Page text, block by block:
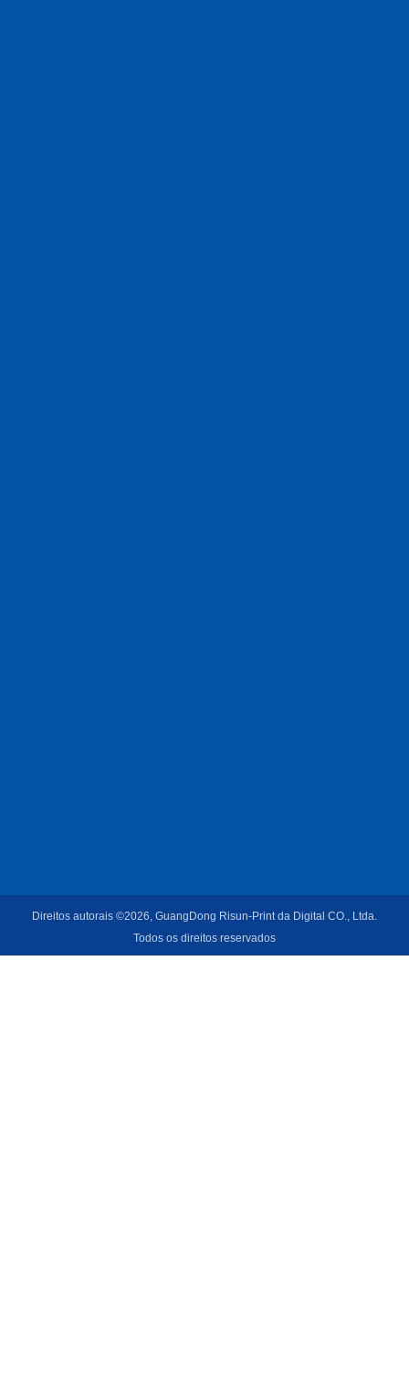
Direitos autorais ©2026, GuangDong Risun-Print da Digital CO., Ltda.
Todos os direitos reservados